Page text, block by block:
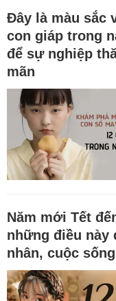
Đây là màu sắc
con giáp trong
để sự nghiệp
mãn
Năm mới Tết
những điều này
nhân, cuộc